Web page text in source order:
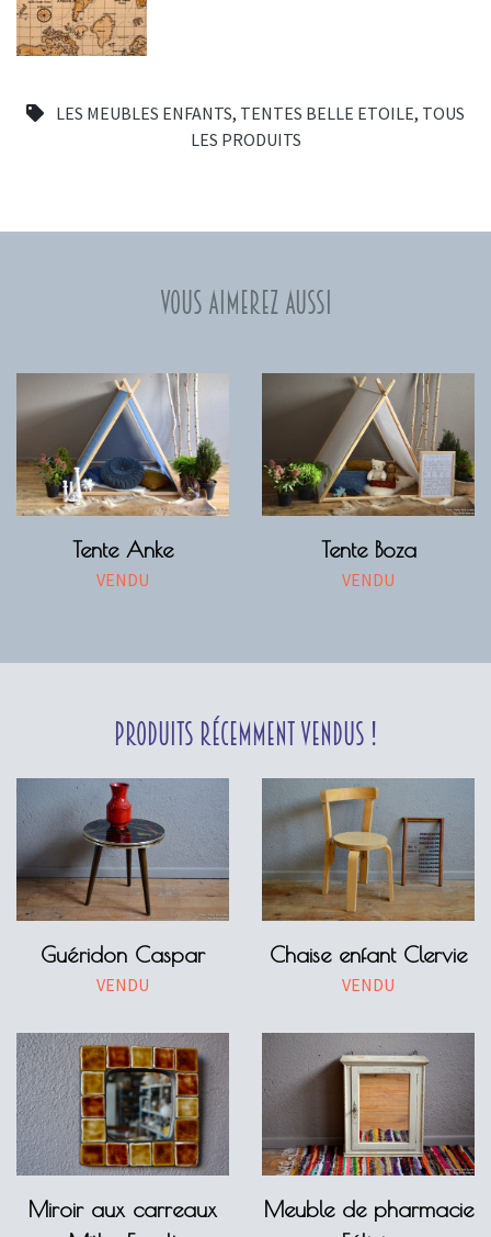
LES MEUBLES ENFANTS, TENTES BELLE ETOILE, TOUS
LES PRODUITS
Vous aimerez aussi
Tente Anke
VENDU
Tente Boza
VENDU
Produits récemment vendus !
Guéridon Caspar
VENDU
Chaise enfant Clervie
VENDU
Miroir aux carreaux
Meuble de pharmacie